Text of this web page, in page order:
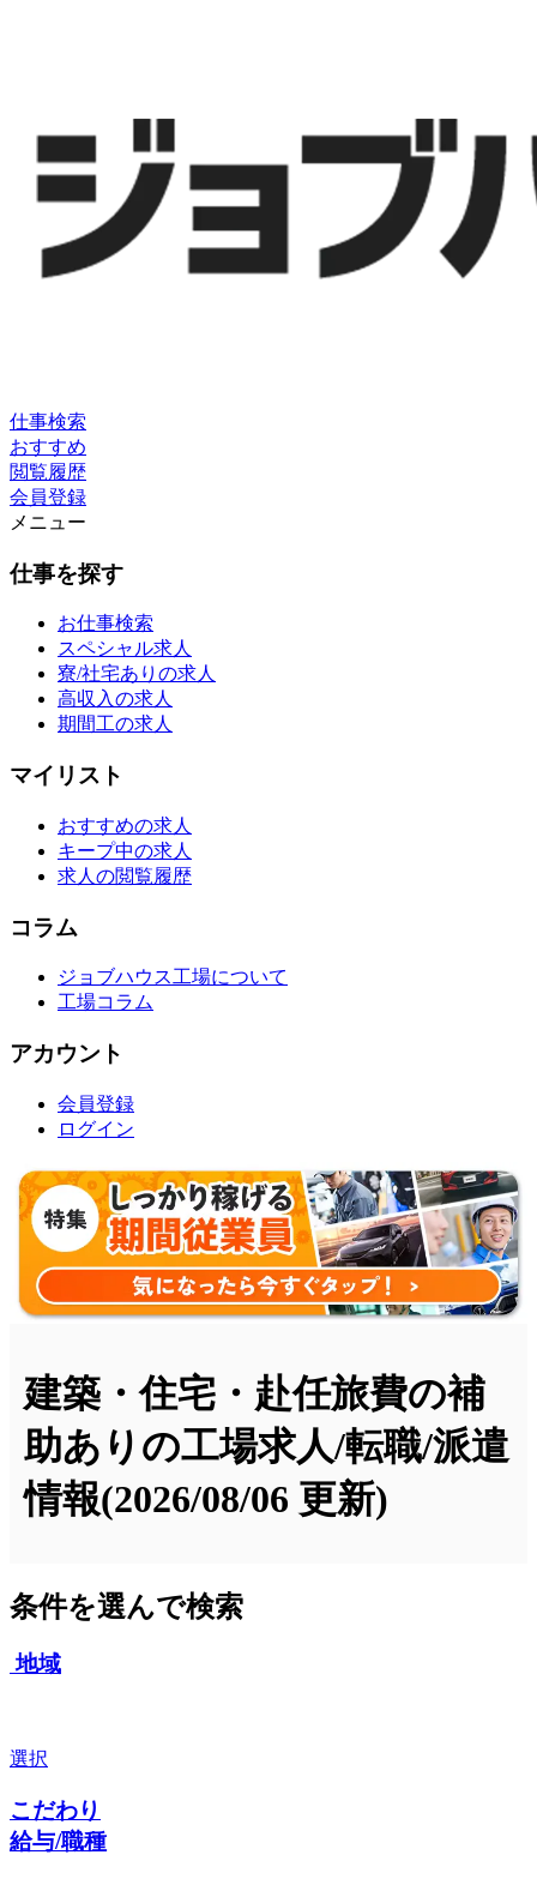
仕事検索
おすすめ
閲覧履歴
会員登録
メニュー
仕事を探す
お仕事検索
スペシャル求人
寮/社宅ありの求人
高収入の求人
期間工の求人
マイリスト
おすすめの求人
キープ中の求人
求人の閲覧履歴
コラム
ジョブハウス工場について
工場コラム
アカウント
会員登録
ログイン
建築・住宅・赴任旅費の補
助ありの工場求人/転職/派遣
情報(2026/08/06 更新)
条件を選んで検索
地域
選択
こだわり
給与/職種